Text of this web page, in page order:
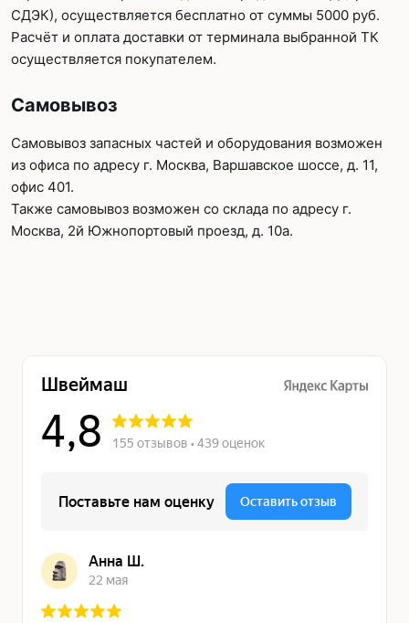
СДЭК), осуществляется бесплатно от суммы 5000 руб.
Расчёт и оплата доставки от терминала выбранной ТК
осуществляется покупателем.
Самовывоз
Самовывоз запасных частей и оборудования возможен
из офиса по адресу г. Москва, Варшавское шоссе, д. 11,
офис 401.
Также самовывоз возможен со склада по адресу г.
Москва, 2й Южнопортовый проезд, д. 10а.